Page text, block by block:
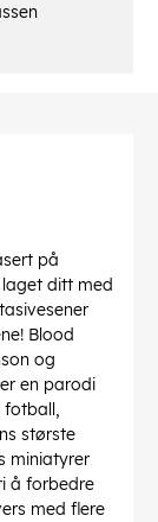
på
ditt med
Blood
og
en parodi
fotball,
største
miniatyrer
å forbedre
med flere